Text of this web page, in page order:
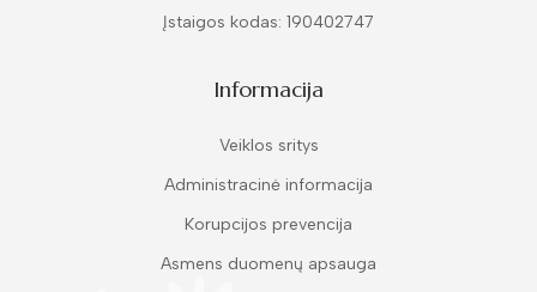
Įstaigos kodas: 190402747
Informacija
Veiklos sritys
Administracinė informacija
Korupcijos prevencija
Asmens duomenų apsauga